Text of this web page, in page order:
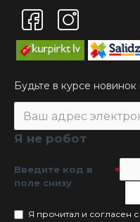
Будьте в курсе
Я не робот
Введите код в
поле снизу
Я прочитал и согласен с